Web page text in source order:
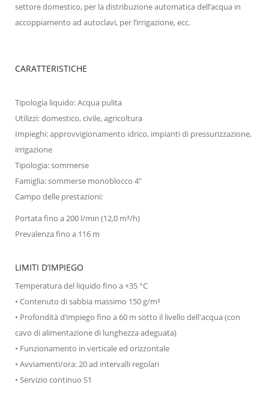
settore domestico, per la distribuzione automatica dell’acqua in
accoppiamento ad autoclavi, per l’irrigazione, ecc.
CARATTERISTICHE
Tipologia liquido: Acqua pulita
Utilizzi: domestico, civile, agricoltura
Impieghi: approvvigionamento idrico, impianti di pressurizzazione,
irrigazione
Tipologia: sommerse
Famiglia: sommerse monoblocco 4"
Campo delle prestazioni:
Portata fino a 200 l/min (12,0 m³/h)
Prevalenza fino a 116 m
LIMITI D’IMPIEGO
Temperatura del liquido fino a +35 °C
• Contenuto di sabbia massimo 150 g/m³
• Profondità d’impiego fino a 60 m sotto il livello dell'acqua (con
cavo di alimentazione di lunghezza adeguata)
• Funzionamento in verticale ed orizzontale
• Avviamenti/ora: 20 ad intervalli regolari
• Servizio continuo S1